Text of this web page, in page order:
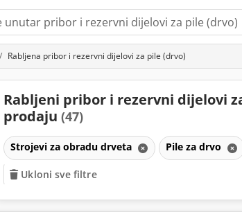
Rabljena pribor i rezervni dijelovi za pile (drvo)
Rabljeni pribor i rezervni dijelovi
prodaju (47)
Strojevi za obradu drveta Pile za drvo
Ukloni sve filtre